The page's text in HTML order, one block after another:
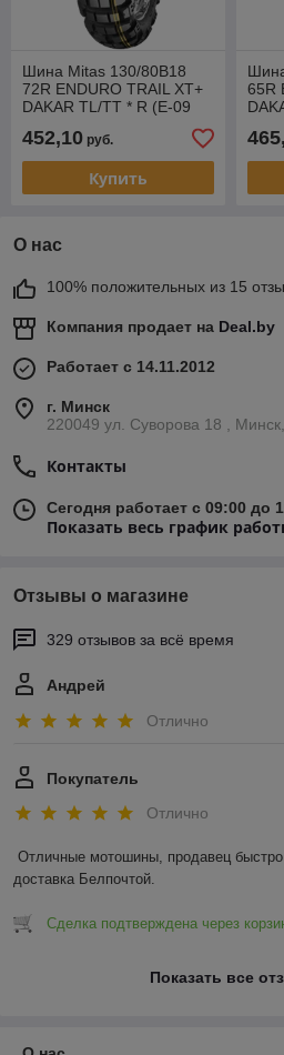
Шина Mitas 130/80B18
72R ENDURO TRAIL XT+
DAKAR TL/TT * R (E-09
452,10 руб.
Купить
65R
О нас
100% положительных из 15
Компания продает на Deal.by
Работает с 14.11.2012
г. Минск
220049 ул. Суворова 18 ,
Контакты
Сегодня работает с 09:00 до
Показать весь график
Отзывы о магазине
329 отзывов за всё время
Андрей
Отлично
Покупатель
Отлично
Отличные мотошины, продавец быстро
доставка Белпочтой.
Сделка подтверждена через
Показать все